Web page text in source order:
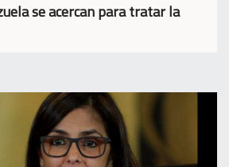
se acercan para tratar la